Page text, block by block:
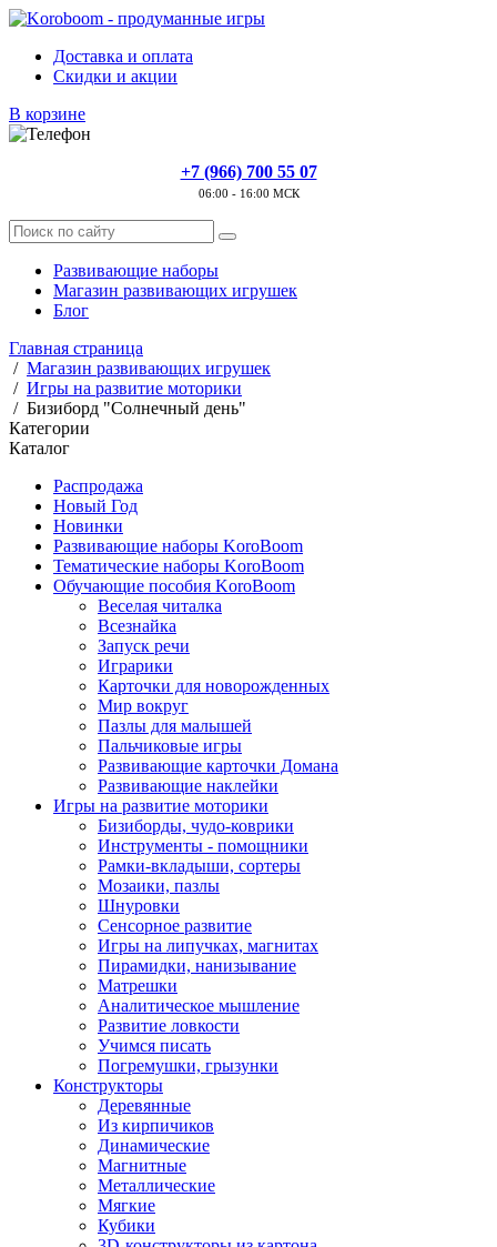
Доставка и оплата
Скидки и акции
В корзине
+7 (966) 700 55 07
06:00 - 16:00 МСК
Развивающие наборы
Магазин развивающих игрушек
Блог
Главная страница
/ Магазин развивающих игрушек
/ Игры на развитие моторики
/ Бизиборд "Солнечный день"
Категории
Каталог
Распродажа
Новый Год
Новинки
Развивающие наборы KoroBoom
Тематические наборы KoroBoom
Обучающие пособия KoroBoom
Веселая читалка
Всезнайка
Запуск речи
Играрики
Карточки для новорожденных
Мир вокруг
Пазлы для малышей
Пальчиковые игры
Развивающие карточки Домана
Развивающие наклейки
Игры на развитие моторики
Бизиборды, чудо-коврики
Инструменты - помощники
Рамки-вкладыши, сортеры
Мозаики, пазлы
Шнуровки
Сенсорное развитие
Игры на липучках, магнитах
Пирамидки, нанизывание
Матрешки
Аналитическое мышление
Развитие ловкости
Учимся писать
Погремушки, грызунки
Конструкторы
Деревянные
Из кирпичиков
Динамические
Магнитные
Металлические
Мягкие
Кубики